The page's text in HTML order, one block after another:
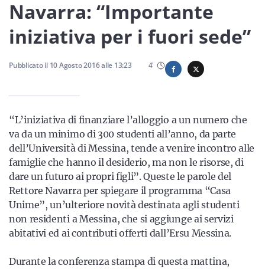
Servizi
Resta sempre aggiornato con le ultime news, iscriviti alla
nostra newsletter
Iscriviti
Navarra: “Importante
iniziativa per i fuori sede”
Pubblicato il 10 Agosto 2016alle 13:23 4'
“L’iniziativa di finanziare l’alloggio a un numero che
va da un minimo di 300 studenti all’anno, da parte
dell’Università di Messina, tende a venire incontro alle
famiglie che hanno il desiderio, ma non le risorse, di
dare un futuro ai propri figli”. Queste le parole del
Rettore Navarra per spiegare il programma “Casa
Unime”, un’ulteriore novità destinata agli studenti
non residenti a Messina, che si aggiunge ai servizi
abitativi ed ai contributi offerti dall’Ersu Messina.
Durante la conferenza stampa di questa mattina,